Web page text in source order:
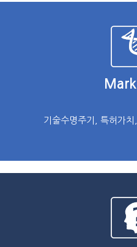
기술수명주기, 특허가